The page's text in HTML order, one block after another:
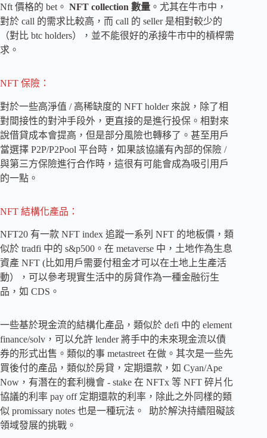
Nft 價格的 bet。 NFT collection 數量 。尤其在牛市中，
對於 call 的需求比較高，而 call 的 seller 是相對較少的
（對比 btc holders），並不能很好的承接牛市中的槓桿需
求。
NFT 保險：
對於一些高淨值 / 高稀缺度的 NFT holder 來說，除了相
對間接性的對沖手段外，更直接的是進行投保。相對來
說借貸成本會提高，但是部分風險也轉移了。甚至用戶
當選擇 P2P/P2Pool 平台時，如果該協議有內部的保險 /
與第三方保險進行合作時，這很有可能會成為吸引用戶
的一點。
NFT 結構化產品：
NFT20 有一款 NFT index 追蹤一系列 NFT 的地板價，類
似於 tradfi 中的 s&p500。在 metaverse 中，土地作為生息
資產 NFT (比如用戶需要付租金才可以在土地上生產活
動），可以參考現實生活中的房貸作為一種金融衍生
品，如 CDS。
一些基於現金流的結構化產品，類似於 defi 中的 element
finance/solv，可以允許 lender 將手中的未來現金流以債
券的形式出售。類似的事 metastreet 在做。其次是一些先
買後付的產品，類似於房貸，定期還款，如 Cyan/Ape
Now，有潛在的套利機會 - stake 在 NFTx 等 NFT 碎片化
協議的利率 pay off 定期還款的利率，除此之外同樣的類
似 promissary notes 也是一種玩法。 助於解決持續阻礙該
領域發展的挑戰。